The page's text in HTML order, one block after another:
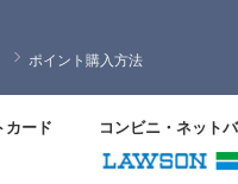
ポイント購入方法
カード コンビニ・ネット